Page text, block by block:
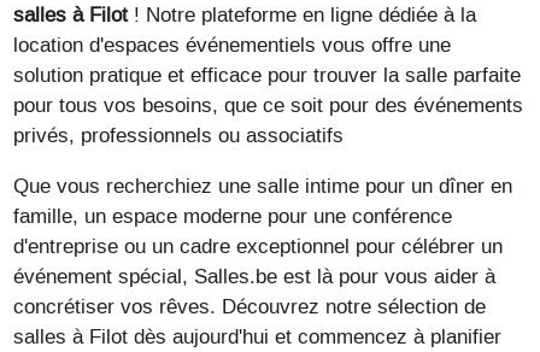
salles à Filot! Notre plateforme en ligne dédiée à la
location d'espaces événementiels vous offre une
solution pratique et efficace pour trouver la salle parfaite
pour tous vos besoins, que ce soit pour des événements
privés, professionnels ou associatifs
Que vous recherchiez une salle intime pour un dîner en
famille, un espace moderne pour une conférence
d'entreprise ou un cadre exceptionnel pour célébrer un
événement spécial, Salles.be est là pour vous aider à
concrétiser vos rêves. Découvrez notre sélection de
salles à Filot dès aujourd'hui et commencez à planifier